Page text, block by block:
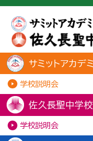
サミットアカデ
学校説明会
佐久長聖中学校
学校説明会